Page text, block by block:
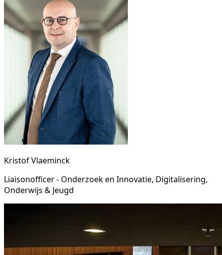
Kristof Vlaeminck
Liaisonofficer - Onderzoek en Innovatie, Digitalisering,
Onderwijs & Jeugd